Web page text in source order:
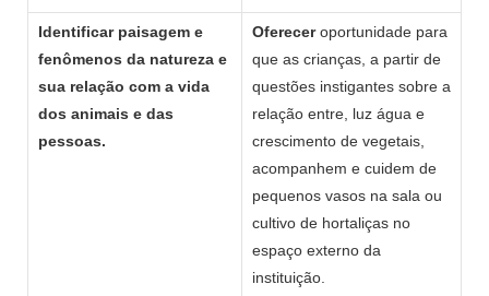
Identificar paisagem e
fenômenos da natureza e
sua relação com a vida
dos animais e das
pessoas.
Ofereceroportunidade para
que as crianças, a partir de
questões instigantes sobre a
relação entre, luz água e
crescimento de vegetais,
acompanhem e cuidem de
pequenos vasos na sala ou
cultivo de hortaliças no
espaço externo da
instituição.